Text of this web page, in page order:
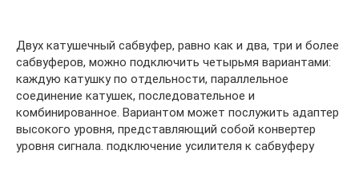
Двух катушечный сабвуфер, равно как и два, три и более
сабвуферов, можно подключить четырьмя вариантами:
каждую катушку по отдельности, параллельное
соединение катушек, последовательное и
комбинированное. Вариантом может послужить адаптер
высокого уровня, представляющий собой конвертер
уровня сигнала. подключение усилителя к сабвуферу